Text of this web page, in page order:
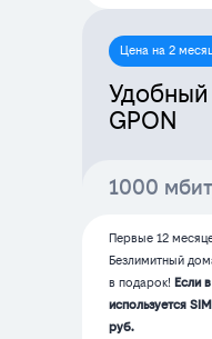
Цена на 2
GPON
1000
Первые 12
Безлимитный
в подарок! Если
используется
руб.